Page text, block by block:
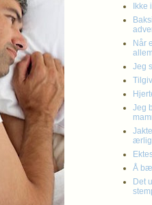
Ikke
Når
Jeg
Jeg
Å
Det